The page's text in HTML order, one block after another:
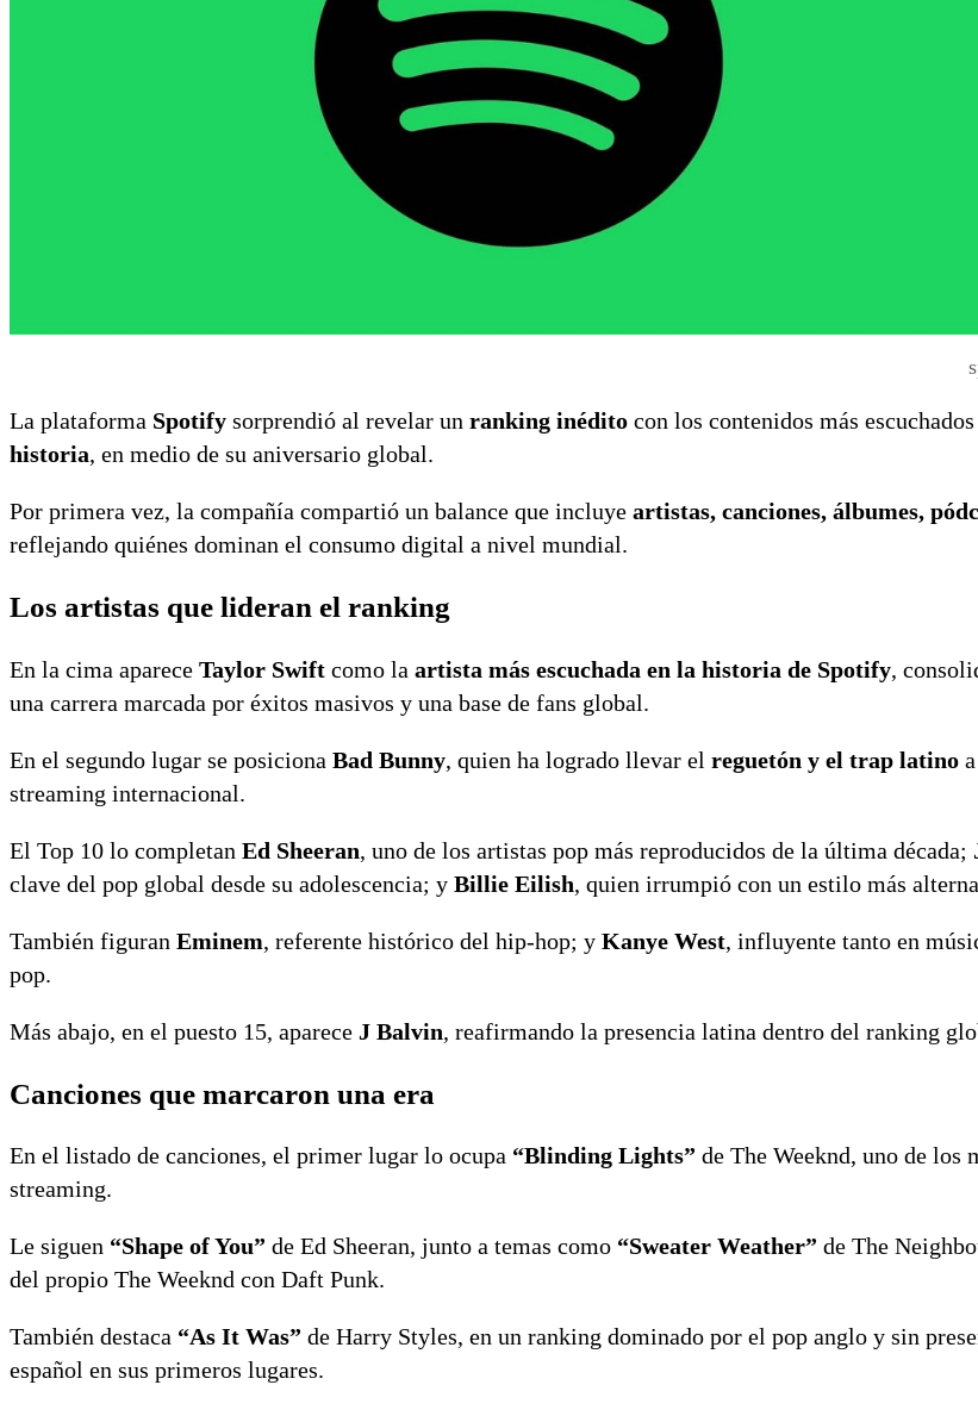
La plataforma Spotify sorprendió al revelar un ranking inédito con los contenidos más escuchados
historia, en medio de su aniversario global.
Por primera vez, la compañía compartió un balance que incluye artistas, canciones, álbumes,
reflejando quiénes dominan el consumo digital a nivel mundial.
Los artistas que lideran el ranking
En la cima aparece Taylor Swift como la artista más escuchada en la historia de Spotify,
una carrera marcada por éxitos masivos y una base de fans global.
En el segundo lugar se posiciona Bad Bunny, quien ha logrado llevar el reguetón y el trap latino
streaming internacional.
El Top 10 lo completan Ed Sheeran, uno de los artistas pop más reproducidos de la última década;
clave del pop global desde su adolescencia; y Billie Eilish, quien irrumpió con un estilo más
También figuran Eminem, referente histórico del hip-hop; y Kanye West, influyente tanto en
pop.
Más abajo, en el puesto 15, aparece J Balvin, reafirmando la presencia latina dentro del ranking
Canciones que marcaron una era
En el listado de canciones, el primer lugar lo ocupa “Blinding Lights” de The Weeknd, uno de los
streaming.
Le siguen “Shape of You” de Ed Sheeran, junto a temas como “Sweater Weather” de The
del propio The Weeknd con Daft Punk.
También destaca “As It Was” de Harry Styles, en un ranking dominado por el pop anglo y sin
español en sus primeros lugares.